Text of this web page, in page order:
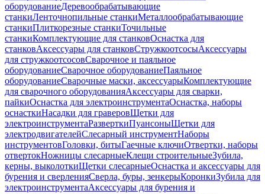
оборудованиеДеревообрабатывающие
станкиЛенточнопильные станкиМеталлообрабатывающие
станкиПлиткорезные станкиТочильные
станкиКомплектующие для станковОснастка для
станковАксессуары для станковСтружкоотсосыАксессуары
для стружкоотсосовСварочное и паяльное
оборудованиеСварочное оборудованиеПаяльное
оборудованиеСварочные маски, аксессуарыКомплектующие
для сварочного оборудованияАксессуары для сварки,
пайкиОснастка для электроинструментаОснастка, наборы
оснасткиНасадки для граверовЩетки для
электроинструментаРазверткиПуансоныЩетки для
электродвигателейСлесарный инструментНаборы
инструментовГоловки, битыГаечные ключиОтвертки, наборы
отвертокНожницы слесарныеКлещи строительныеЗубила,
керны, выколоткиЩетки слесарныеОснастка и аксессуары для
бурения и сверленияСверла, буры, зенкерыКоронкиЗубила для
электроинструментаАксессуары для бурения и